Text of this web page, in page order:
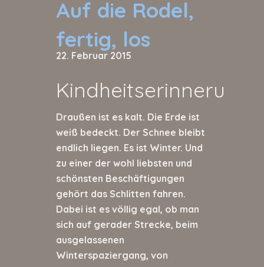
Auf die Rodel,
fertig, los
22. Februar 2015
Draußen ist es kalt. Die Erde ist
weiß bedeckt. Der Schnee bleibt
endlich liegen. Es ist Winter. Und
zu einer der wohl liebsten und
schönsten Beschäftigungen
gehört das Schlitten fahren.
Dabei ist es völlig egal, ob man
sich auf gerader Strecke, beim
ausgelassenen
Winterspaziergang, von